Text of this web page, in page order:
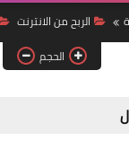
شروحات
موبيل
الربح من الانترنت
الحجم